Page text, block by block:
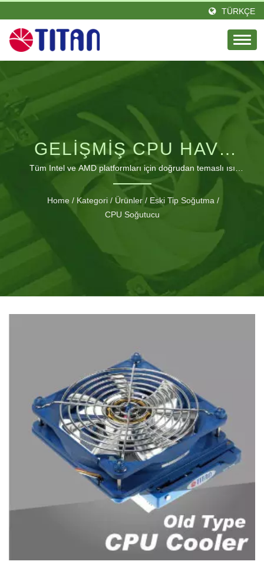
TÜRKÇE
GELIŞMIŞ CPU HAVA
SOĞUTMA
TEKNOLOJISI
Tüm Intel ve AMD platformları için doğrudan temaslı ısı
boruları ile yüksek performanslı termal çözümler
Home / Kategori / Ürünler / Eski Tip Soğutma /
CPU Soğutucu